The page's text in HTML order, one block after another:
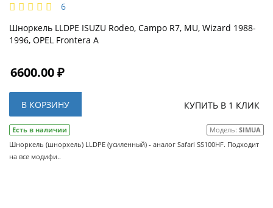
6
Шноркель LLDPE ISUZU Rodeo, Campo R7, MU, Wizard 1988-
1996, OPEL Frontera A
6600.00 ₽
В КОРЗИНУ КУПИТЬ В 1 КЛИК
Есть в наличии Модель: SIMUA
Шноркель (шнорхель) LLDPE (усиленный) - аналог Safari SS100HF. Подходит
на все модифи..